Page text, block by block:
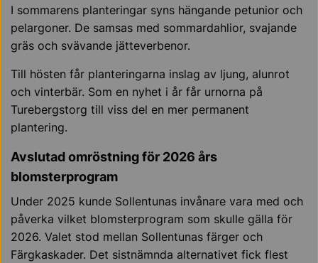
I sommarens planteringar syns hängande petunior och
pelargoner. De samsas med sommardahlior, svajande
gräs och svävande jätteverbenor.
Till hösten får planteringarna inslag av ljung, alunrot
och vinterbär. Som en nyhet i år får urnorna på
Turebergstorg till viss del en mer permanent
plantering.
Avslutad omröstning för 2026 års
blomsterprogram
Under 2025 kunde Sollentunas invånare vara med och
påverka vilket blomsterprogram som skulle gälla för
2026. Valet stod mellan Sollentunas färger och
Färgkaskader. Det sistnämnda alternativet fick flest